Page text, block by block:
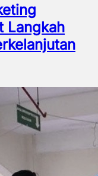
Langkah